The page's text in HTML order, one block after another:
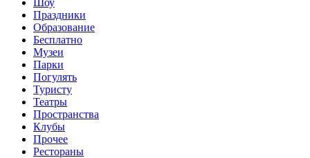
Праздники
Образование
Бесплатно
Музеи
Парки
Погулять
Туристу
Театры
Пространства
Клубы
Прочее
Рестораны